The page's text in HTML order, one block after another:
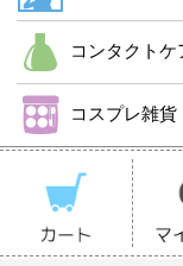
コンタクトケ
コスプレ雑貨